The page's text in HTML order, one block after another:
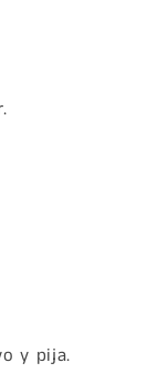
y pija.